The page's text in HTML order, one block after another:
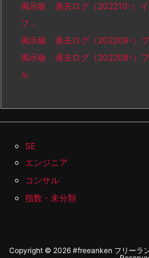
掲示板 過去ログ（202210-）イ
フ…
掲示板 過去ログ（202209-）プ
掲示板 過去ログ（202208-）
ル
SE
エンジニア
コンサル
指数・未分類
Copyright © 2026 #freeanken フリーラ